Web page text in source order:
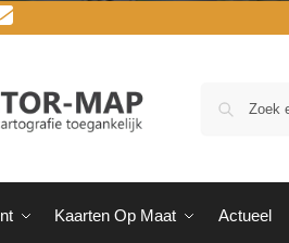
Kaarten Op Maat Actueel